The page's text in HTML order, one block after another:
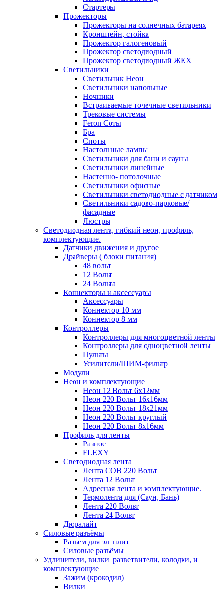
Стартеры
Прожекторы
Прожекторы на солнечных батареях
Кронштейн, стойка
Прожектор галогеновый
Прожектор светодиодный
Прожектор светодиодный ЖКХ
Светильники
Светильник Неон
Светильники напольные
Ночники
Встраиваемые точечные светильники
Трековые системы
Feron Соты
Бра
Споты
Настольные лампы
Светильники для бани и сауны
Светильники линейные
Настенно- потолочные
Светильники офисные
Светильники светодиодные с датчиком
Светильники садово-парковые/
фасадные
Люстры
Светодиодная лента, гибкий неон, профиль,
комплектующие.
Датчики движения и другое
Драйверы ( блоки питания)
48 вольт
12 Вольт
24 Вольта
Коннекторы и аксессуары
Аксессуары
Коннектор 10 мм
Коннектор 8 мм
Контроллеры
Контроллеры для многоцветной ленты
Контроллеры для одноцветной ленты
Пульты
Усилители/ШИМ-фильтр
Модули
Неон и комплектующие
Неон 12 Вольт 6х12мм
Неон 220 Вольт 16х16мм
Неон 220 Вольт 18х21мм
Неон 220 Вольт круглый
Неон 220 Вольт 8х16мм
Профиль для ленты
Разное
FLEXY
Светодиодная лента
Лента СОВ 220 Вольт
Лента 12 Вольт
Адресная лента и комплектующие.
Термолента для (Саун, Бань)
Лента 220 Вольт
Лента 24 Вольт
Дюралайт
Силовые разъёмы
Разъем для эл. плит
Силовые разъёмы
Удлинители, вилки, разветвители, колодки, и
комплектующие
Зажим (крокодил)
Вилки